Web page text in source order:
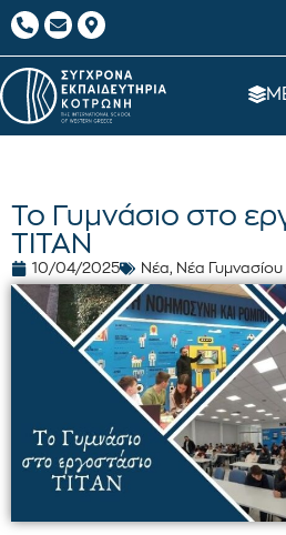
Το Γυμνάσιο στο
ΤΙΤΑΝ
10/04/2025 Νέα, Νέα Γυμνασίου